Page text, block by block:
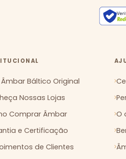
Âmbar Báltico Original
Nossas Lojas
Comprar Âmbar
e Certificação
de Clientes
O